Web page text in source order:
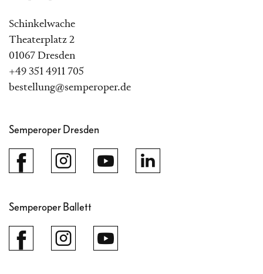
Schinkelwache
Theaterplatz 2
01067 Dresden
+49 351 4911 705
bestellung@semperoper.de
Semperoper Dresden
Semperoper Ballett